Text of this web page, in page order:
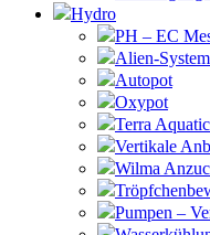
Hydro
PH – EC
Alien-
Autopot
Oxypot
Terra
Vertikale
Wilma
Pumpen –